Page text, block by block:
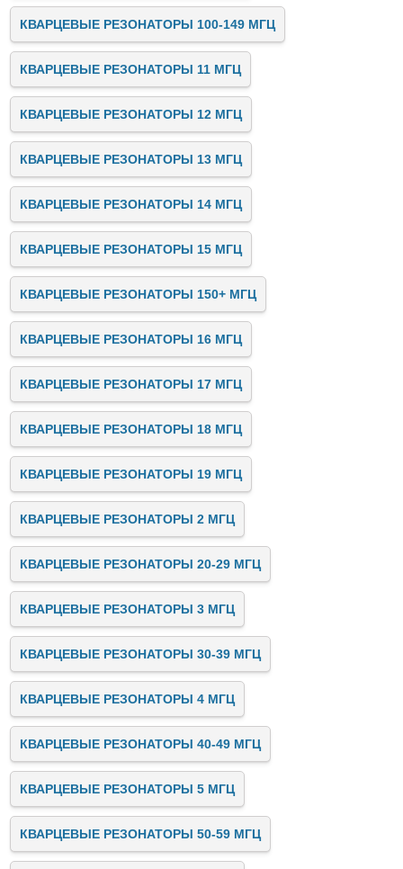
КВАРЦЕВЫЕ РЕЗОНАТОРЫ 100-149 МГЦ
КВАРЦЕВЫЕ РЕЗОНАТОРЫ 11 МГЦ
КВАРЦЕВЫЕ РЕЗОНАТОРЫ 12 МГЦ
КВАРЦЕВЫЕ РЕЗОНАТОРЫ 13 МГЦ
КВАРЦЕВЫЕ РЕЗОНАТОРЫ 14 МГЦ
КВАРЦЕВЫЕ РЕЗОНАТОРЫ 15 МГЦ
КВАРЦЕВЫЕ РЕЗОНАТОРЫ 150+ МГЦ
КВАРЦЕВЫЕ РЕЗОНАТОРЫ 16 МГЦ
КВАРЦЕВЫЕ РЕЗОНАТОРЫ 17 МГЦ
КВАРЦЕВЫЕ РЕЗОНАТОРЫ 18 МГЦ
КВАРЦЕВЫЕ РЕЗОНАТОРЫ 19 МГЦ
КВАРЦЕВЫЕ РЕЗОНАТОРЫ 2 МГЦ
КВАРЦЕВЫЕ РЕЗОНАТОРЫ 20-29 МГЦ
КВАРЦЕВЫЕ РЕЗОНАТОРЫ 3 МГЦ
КВАРЦЕВЫЕ РЕЗОНАТОРЫ 30-39 МГЦ
КВАРЦЕВЫЕ РЕЗОНАТОРЫ 4 МГЦ
КВАРЦЕВЫЕ РЕЗОНАТОРЫ 40-49 МГЦ
КВАРЦЕВЫЕ РЕЗОНАТОРЫ 5 МГЦ
КВАРЦЕВЫЕ РЕЗОНАТОРЫ 50-59 МГЦ